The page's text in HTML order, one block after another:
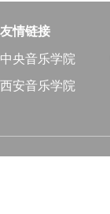
友情链接
中央音乐学院
西安音乐学院